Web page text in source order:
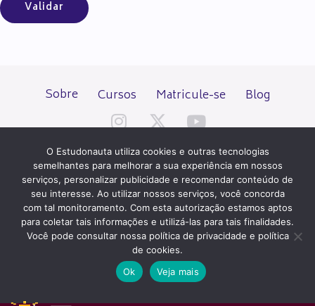
Sobre Cursos Matricule-se Blog
Todos os direitos reservados desde 2000.
PATROCÍNIO E HOSPEDAGEM
O Estudonauta utiliza cookies e outras tecnologias
semelhantes para melhorar a sua experiência em nossos
serviços, personalizar publicidade e recomendar conteúdo de
seu interesse. Ao utilizar nossos serviços, você concorda
com tal monitoramento. Com esta autorização estamos aptos
para coletar tais informações e utilizá-las para tais finalidades.
Você pode consultar nossa política de privacidade e política
de cookies.
Ok
Veja mais